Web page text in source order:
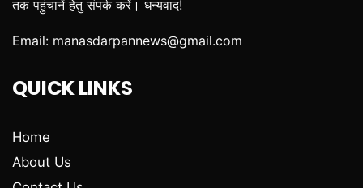
तक पहुंचानें हेतु संपर्क करें। धन्यवाद!
Email: manasdarpannews@gmail.com
QUICK LINKS
Home
About Us